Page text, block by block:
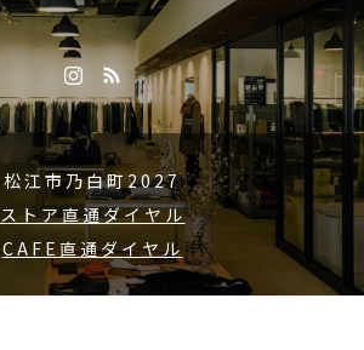
島根カフェ#松江 #島根 #山陰
松江市乃白町2027
ストア直通ダイヤル
CAFE直通ダイヤル